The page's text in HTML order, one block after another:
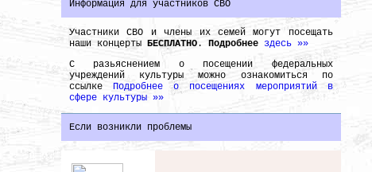
Информация для участников СВО
Участники СВО и члены их семей могут посещать
наши концерты БЕСПЛАТНО. Подробнее здесь »»
С разьяснением о посещении федеральных
учреждений культуры можно ознакомиться по
ссылке Подробнее о посещениях мероприятий в
сфере культуры »»
Если возникли проблемы